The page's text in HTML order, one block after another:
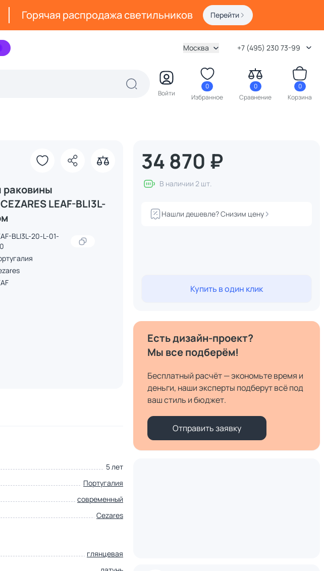
Горячая распродажа светильников Перейти
Москва +7 (495) 230 73-99
Войти
0
Избранное
0
Сравнение
0
Корзина
раковины
LEAF-BLI3L-
BLI3L-20-L-01-
5 лет
Португалия
современный
Cezares
глянцевая
34 870 ₽
В наличии 2 шт.
Нашли дешевле? Снизим цену
Купить в один клик
Есть дизайн-проект?
Мы все подберём!
Бесплатный расчёт — экономьте время и
деньги, наши эксперты подберут всё под
ваш стиль и бюджет.
Отправить заявку